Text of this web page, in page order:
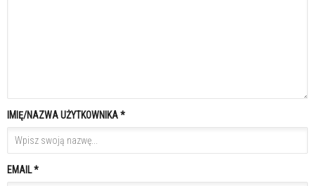
IMIĘ/NAZWA UŻYTKOWNIKA *
EMAIL *